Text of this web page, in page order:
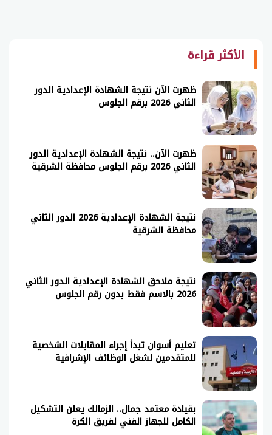
الأكثر قراءة
ظهرت الآن نتيجة الشهادة الإعدادية الدور
الثاني 2026 برقم الجلوس
ظهرت الآن.. نتيجة الشهادة الإعدادية الدور
الثاني 2026 برقم الجلوس محافظة الشرقية
نتيجة الشهادة الإعدادية 2026 الدور الثاني
محافظة الشرقية
نتيجة ملاحق الشهادة الإعدادية الدور الثاني
2026 بالاسم فقط بدون رقم الجلوس
تعليم أسوان تبدأ إجراء المقابلات الشخصية
للمتقدمين لشغل الوظائف الإشرافية
بقيادة معتمد جمال.. الزمالك يعلن التشكيل
الكامل للجهاز الفني لفريق الكرة